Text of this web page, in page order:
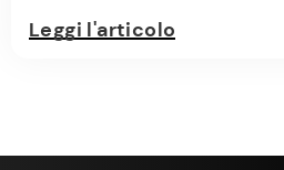
Leggi l'articolo